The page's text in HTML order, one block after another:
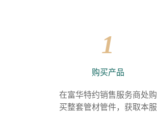
1
购买产品
在富华特约销售服务商处购
买整套管材管件，获取本服